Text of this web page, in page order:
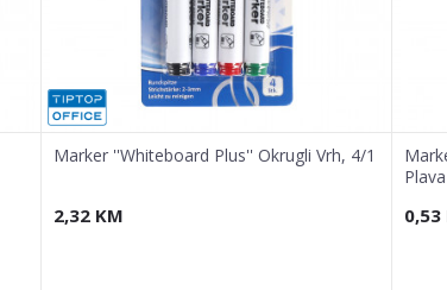
Marker ''Whiteboard Plus'' Okrugli Vrh, 4/1
2,32 KM
Plava
0,53